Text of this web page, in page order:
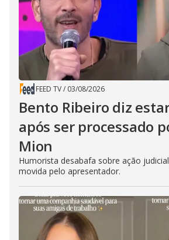
FEED TV/ 03/08/2026
Bento Ribeiro diz
após ser processado
Mion
Humorista desabafa sobre ação
movida pelo apresentador.